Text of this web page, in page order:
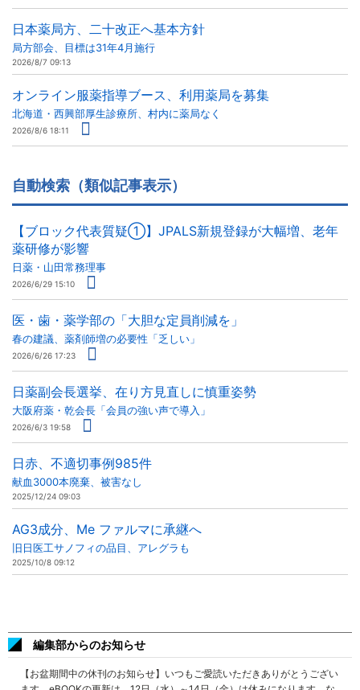
日本薬局方、二十改正へ基本方針
局方部会、目標は31年4月施行
2026/8/7 09:13
オンライン服薬指導ブース、利用薬局を募集
北海道・西興部厚生診療所、村内に薬局なく
2026/8/6 18:11
自動検索（類似記事表示）
【ブロック代表質疑①】JPALS新規登録が大幅増、老年
薬研修が影響
日薬・山田常務理事
2026/6/29 15:10
医・歯・薬学部の「大胆な定員削減を」
春の建議、薬剤師増の必要性「乏しい」
2026/6/26 17:23
日薬副会長選挙、在り方見直しに慎重姿勢
大阪府薬・乾会長「会員の強い声で導入」
2026/6/3 19:58
日赤、不適切事例985件
献血3000本廃棄、被害なし
2025/12/24 09:03
AG3成分、Me ファルマに承継へ
旧日医工サノフィの品目、アレグラも
2025/10/8 09:12
編集部からのお知らせ
【お盆期間中の休刊のお知らせ】いつもご愛読いただきありがとうござい